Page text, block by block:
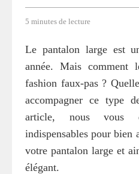
5 minutes de lecture
Le pantalon large est
année. Mais comment
fashion faux-pas ?
accompagner ce type
article, nous vous
indispensables pour bien
votre pantalon large et
élégant.